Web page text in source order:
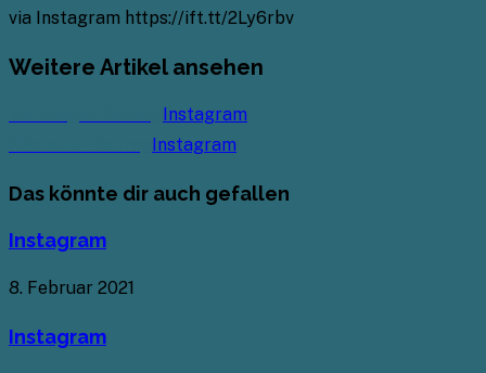
via Instagram https://ift.tt/2Ly6rbv
Weitere Artikel ansehen
Instagram
Instagram
Das könnte dir auch gefallen
Instagram
8. Februar 2021
Instagram